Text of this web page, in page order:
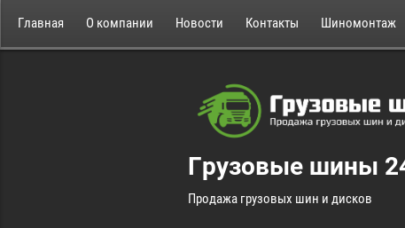
Главная О компании Новости Контакты Шиномонтаж
Грузовые шины
Продажа грузовых шин и дисков